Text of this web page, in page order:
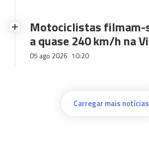
Motociclistas filmam-
a quase 240 km/h na
05 ago 2026 10:20
Carregar mais notícias